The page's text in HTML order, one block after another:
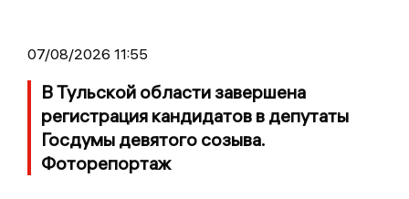
07/08/2026 11:55
В Тульской области завершена
регистрация кандидатов в депутаты
Госдумы девятого созыва.
Фоторепортаж